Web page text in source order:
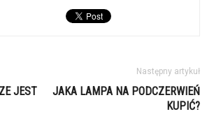
JEST
Następny artykuł
JAKA LAMPA NA PODCZERWIEŃ
KUPIĆ?